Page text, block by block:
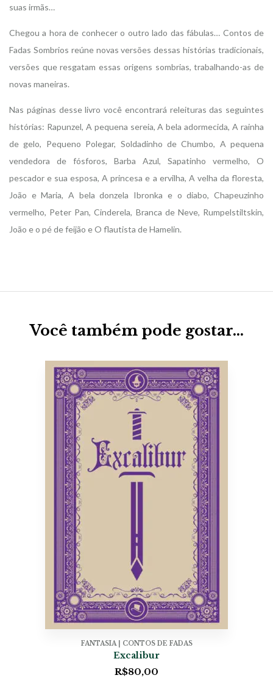
suas irmãs…
Chegou a hora de conhecer o outro lado das fábulas… Contos de
Fadas Sombrios reúne novas versões dessas histórias tradicionais,
versões que resgatam essas origens sombrias, trabalhando-as de
novas maneiras.
Nas páginas desse livro você encontrará releituras das seguintes
histórias: Rapunzel, A pequena sereia, A bela adormecida, A rainha
de gelo, Pequeno Polegar, Soldadinho de Chumbo, A pequena
vendedora de fósforos, Barba Azul, Sapatinho vermelho, O
pescador e sua esposa, A princesa e a ervilha, A velha da floresta,
João e Maria, A bela donzela Ibronka e o diabo, Chapeuzinho
vermelho, Peter Pan, Cinderela, Branca de Neve, Rumpelstiltskin,
João e o pé de feijão e O flautista de Hamelin.
Você também pode gostar…
FANTASIA | CONTOS DE FADAS
Excalibur
R$80,00